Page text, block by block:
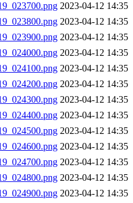
2023-04-12 14:35
2023-04-12 14:35
2023-04-12 14:35
2023-04-12 14:35
2023-04-12 14:35
2023-04-12 14:35
2023-04-12 14:35
2023-04-12 14:35
2023-04-12 14:35
2023-04-12 14:35
2023-04-12 14:35
2023-04-12 14:35
2023-04-12 14:35